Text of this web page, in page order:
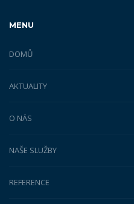
MENU
DOMŮ
AKTUALITY
O NÁS
NAŠE SLUŽBY
REFERENCE